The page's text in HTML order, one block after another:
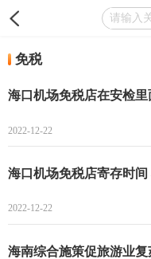
免税
2022-12-22
海口机场免税店寄存时
2022-12-22